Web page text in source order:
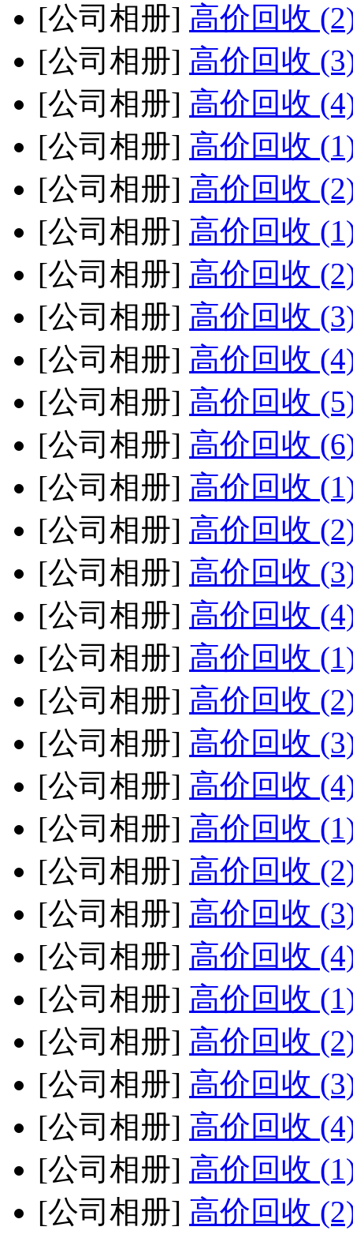
[公司相册] 高价回收
[公司相册] 高价回收
[公司相册] 高价回收
[公司相册] 高价回收
[公司相册] 高价回收
[公司相册] 高价回收
[公司相册] 高价回收
[公司相册] 高价回收
[公司相册] 高价回收
[公司相册] 高价回收
[公司相册] 高价回收
[公司相册] 高价回收
[公司相册] 高价回收
[公司相册] 高价回收
[公司相册] 高价回收
[公司相册] 高价回收
[公司相册] 高价回收
[公司相册] 高价回收
[公司相册] 高价回收
[公司相册] 高价回收
[公司相册] 高价回收
[公司相册] 高价回收
[公司相册] 高价回收
[公司相册] 高价回收
[公司相册] 高价回收
[公司相册] 高价回收
[公司相册] 高价回收
[公司相册] 高价回收
[公司相册] 高价回收